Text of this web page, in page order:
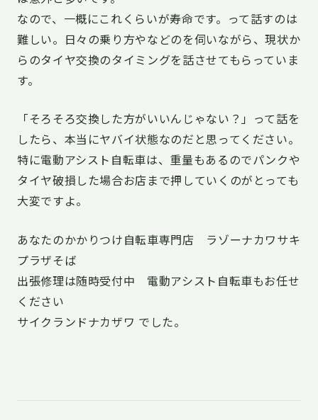
なので、一概にこれくらいが寿命です。って話すのは
難しい。日々の乗り方やなどのを伺いながら、現状か
らのタイヤ交換のタイミングを話させてもらっていま
す。
「そろそろ交換した方がいいんじゃない？」って話を
したら、本当にヤバイ状態なのだと思ってください。
特に電動アシスト自転車は、重量もあるのでパンクや
タイヤ破損した場合お店まで押していくのがとっても
大変ですよ。
あなたのかかりつけ自転車専門店 ラゾーナカワサキ
プラザそば
出張修理は随時受付中 電動アシスト自転車もお任せ
ください
サイクランドナカザワ でした。